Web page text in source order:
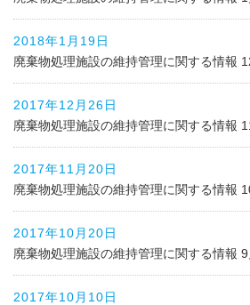
2018年1月19日
廃棄物処理施設の維持管理に関する情報
2017年12月26日
廃棄物処理施設の維持管理に関する情報
2017年11月20日
廃棄物処理施設の維持管理に関する情報
2017年10月20日
廃棄物処理施設の維持管理に関する情報
2017年10月10日